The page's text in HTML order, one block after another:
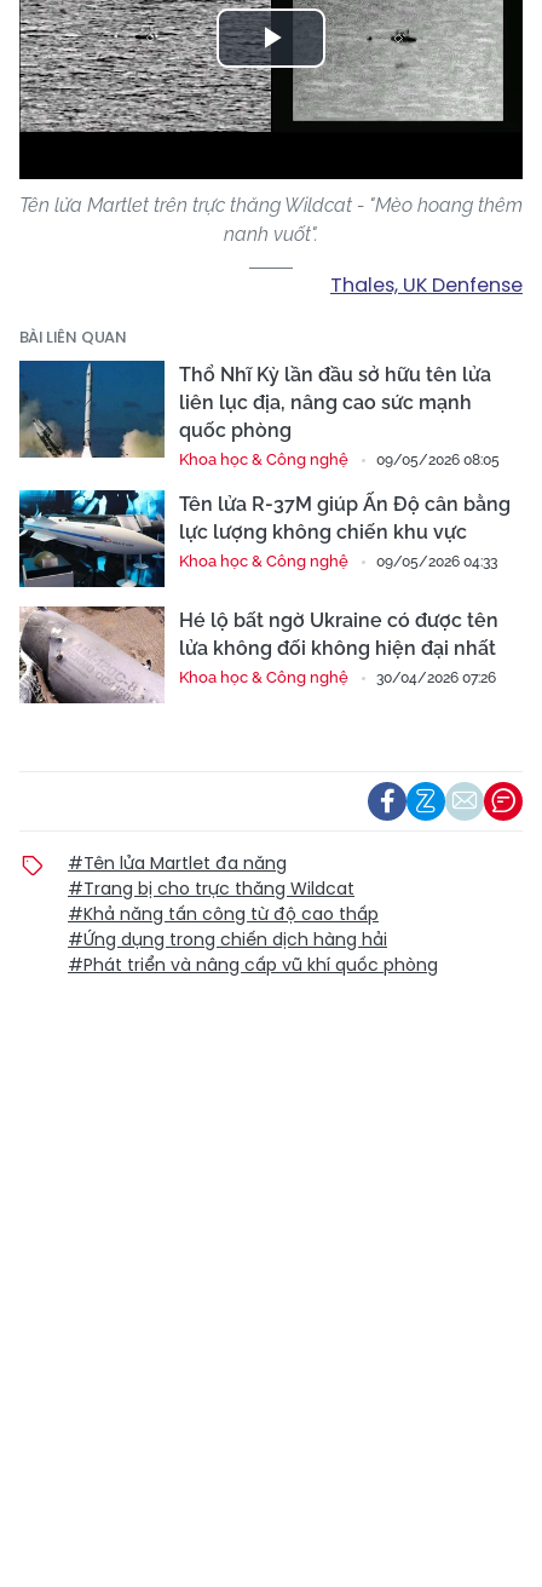
Play
Video
Tên lửa Martlet trên trực thăng Wildcat - "Mèo hoang thêm
nanh vuốt".
Thales, UK Denfense
BÀI LIÊN QUAN
Thổ Nhĩ Kỳ lần đầu sở hữu tên lửa
liên lục địa, nâng cao sức mạnh
quốc phòng
Khoa học & Công nghệ 09/05/2026 08:05
Tên lửa R-37M giúp Ấn Độ cân bằng
lực lượng không chiến khu vực
Khoa học & Công nghệ 09/05/2026 04:33
Hé lộ bất ngờ Ukraine có được tên
lửa không đối không hiện đại nhất
Khoa học & Công nghệ 30/04/2026 07:26
#Tên lửa Martlet đa năng
#Trang bị cho trực thăng Wildcat
#Khả năng tấn công từ độ cao thấp
#Ứng dụng trong chiến dịch hàng hải
#Phát triển và nâng cấp vũ khí quốc phòng